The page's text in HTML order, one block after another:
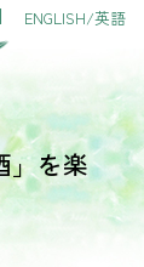
ENGLISH/英語
」を楽